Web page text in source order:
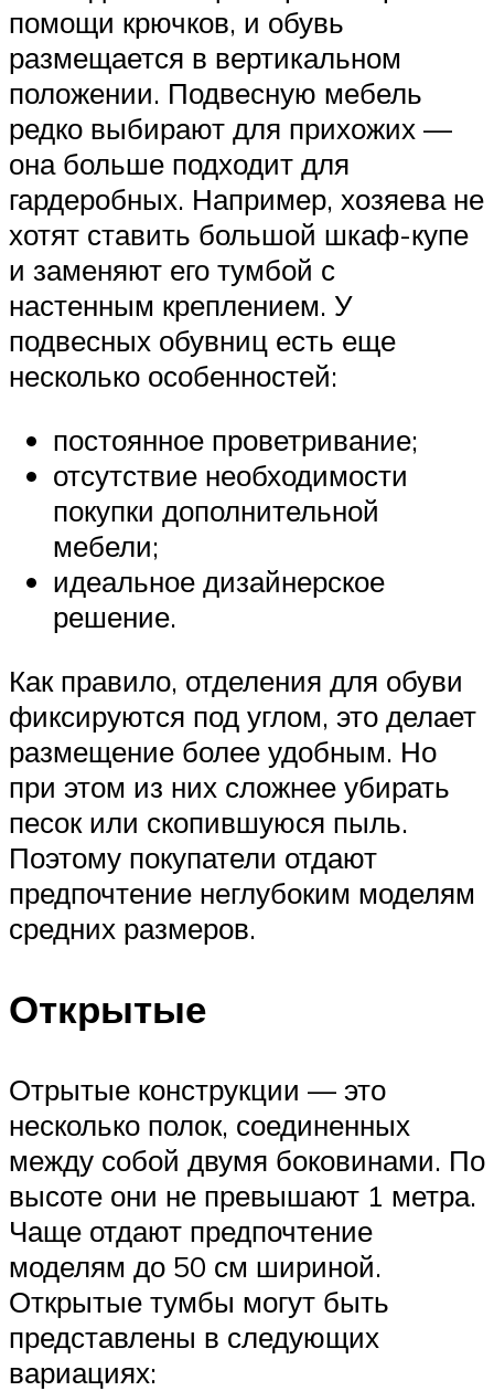
помощи крючков, и обувь
размещается в вертикальном
положении. Подвесную мебель
редко выбирают для прихожих —
она больше подходит для
гардеробных. Например, хозяева не
хотят ставить большой шкаф-купе
и заменяют его тумбой с
настенным креплением. У
подвесных обувниц есть еще
несколько особенностей:
постоянное проветривание;
отсутствие необходимости
покупки дополнительной
мебели;
идеальное дизайнерское
решение.
Как правило, отделения для обуви
фиксируются под углом, это делает
размещение более удобным. Но
при этом из них сложнее убирать
песок или скопившуюся пыль.
Поэтому покупатели отдают
предпочтение неглубоким моделям
средних размеров.
Открытые
Отрытые конструкции — это
несколько полок, соединенных
между собой двумя боковинами. По
высоте они не превышают 1 метра.
Чаще отдают предпочтение
моделям до 50 см шириной.
Открытые тумбы могут быть
представлены в следующих
вариациях: